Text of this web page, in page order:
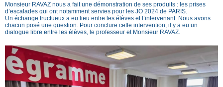
Monsieur RAVAZ nous a fait une démonstration de ses produits : les prises
d’escalades qui ont notamment servies pour les JO 2024 de PARIS.
Un échange fructueux a eu lieu entre les élèves et l’intervenant. Nous avons
chacun posé une question. Pour conclure cette intervention, il y a eu un
dialogue libre entre les élèves, le professeur et Monsieur RAVAZ.